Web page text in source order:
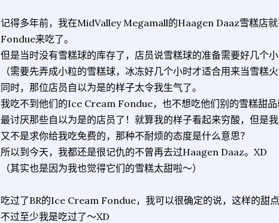
记得多年前，我在MidValley Megamall的Haagen Daaz雪糕店
Fondue来吃了。
但是当时没有雪糕球的库存了，店员说雪糕球的准备需要好几个
（需要先弄成小粒的雪糕球，冰冻好几个小时才适合用来当雪糕
同时，那位店员自以为是的样子太令我生气了。
我吃不到他们的Ice Cream Fondue，也不想吃他们别的雪糕甜
最讨厌那些自以为是的店员了！就算我的样子看起来穷酸，但是
又不是求你给我吃免费的，那种不耐烦的态度是什么意思？
所以到今天，我都还是很记仇的不曾再去过Haagen Daaz。XD
（其实也是因为我也觉得它们的雪糕太甜啦～）
吃过了BR的Ice Cream Fondue，我可以很确定的说，这样的甜
不过至少我是吃过了～XD